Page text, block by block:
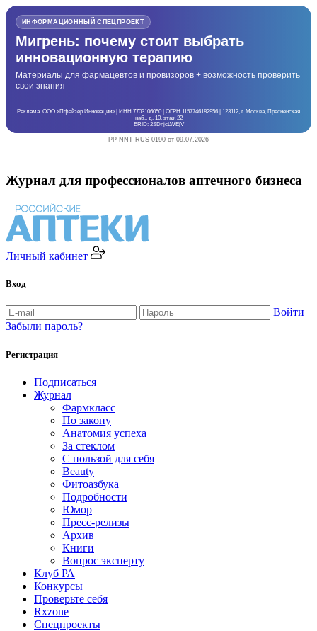
ИНФОРМАЦИОННЫЙ СПЕЦПРОЕКТ
Мигрень: почему стоит выбрать
инновационную терапию
Материалы для фармацевтов и провизоров + возможность проверить
свои знания
Реклама. ООО «Пфайзер Инновации» | ИНН 7703106050 | ОГРН 1157746182956 | 123112, г. Москва, Пресненская
наб., д. 10, этаж 22
ERID: 2SDnjcLWEjV
PP-NNT-RUS-0190 от 09.07.2026
Журнал для профессионалов аптечного бизнеса
Личный кабинет
Вход
Войти
Забыли пароль?
Регистрация
Подписаться
Журнал
Фармкласс
По закону
Анатомия успеха
За стеклом
С пользой для себя
Beauty
Фитоазбука
Подробности
Юмор
Пресс-релизы
Архив
Книги
Вопрос эксперту
Клуб РА
Конкурсы
Проверьте себя
Rxzone
Спецпроекты